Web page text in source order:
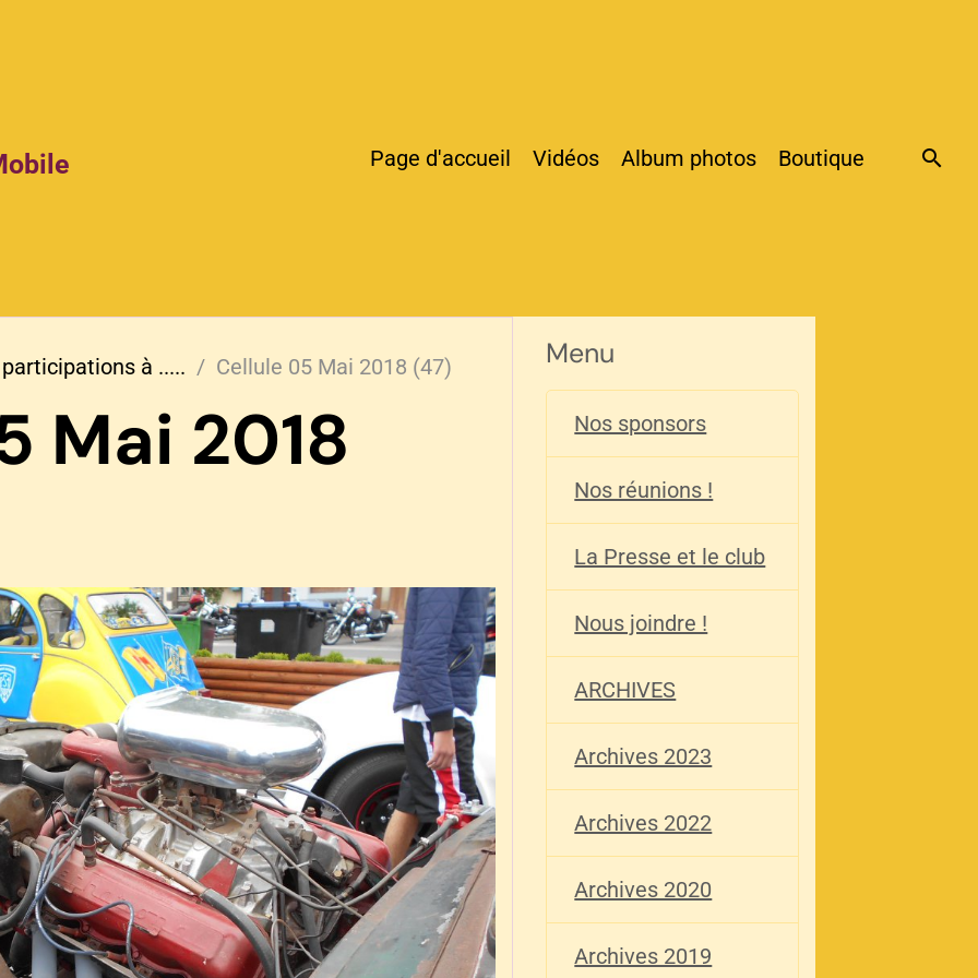
Page d'accueil Vidéos Album photos Boutique
à ..... Cellule 05 Mai 2018 (47)
Mai 2018
Menu
Nos sponsors
Nos réunions !
La Presse et le club
Nous joindre !
ARCHIVES
Archives 2023
Archives 2022
Archives 2020
Archives 2019